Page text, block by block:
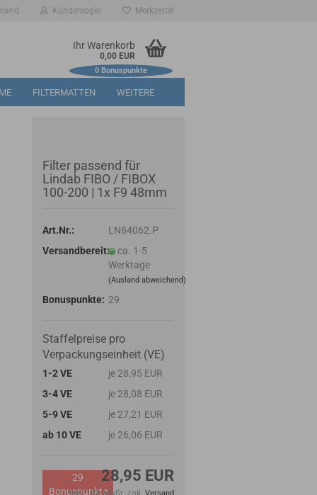
Kundenlogin Merkzettel
Ihr Warenkorb
0,00 EUR
0Bonuspunkte
FILTERMATTEN WEITERE
Filter passend für
Lindab FIBO / FIBOX
100-200 | 1x F9 48mm
Art.Nr.:
LN84062.P
Versandbereit:
ca. 1-5
Werktage
(Ausland abweichend)
Bonuspunkte: 29
Staffelpreise pro
Verpackungseinheit (VE)
1-2 VE
je 28,95 EUR
3-4 VE
je 28,08 EUR
5-9 VE
je 27,21 EUR
ab 10 VE
je 26,06 EUR
28,95 EUR
29
Bonuspunkte